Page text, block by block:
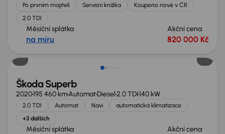
Po prvním majiteli Servisní knížka
Koupeno nové v ČR
2.0 TDI
Měsíční splátka
na míru
Akční cena
820 000 Kč
Možnost odpočtu DPH
Škoda Superb
2020195 460 kmAutomatDiesel2.0 TDI140 kW
2.0 TDI Automat Navi
automatická klimatizace
+3 dalších
Měsíční splátka Akční cena